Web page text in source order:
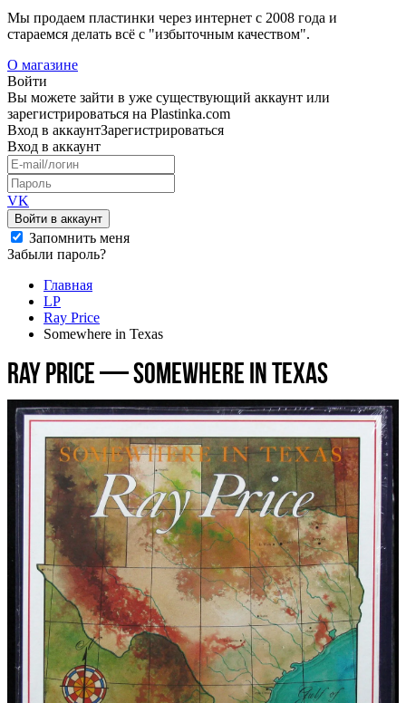
Мы продаем пластинки через интернет c 2008 года и
стараемся делать всё с "избыточным качеством".
О магазине
Войти
Вы можете зайти в уже существующий аккаунт или
зарегистрироваться на Plastinka.com
Вход в аккаунтЗарегистрироваться
Вход в аккаунт
VK
Войти в аккаунт
Запомнить меня
Забыли пароль?
Главная
LP
Ray Price
Somewhere in Texas
Ray Price — Somewhere in Texas